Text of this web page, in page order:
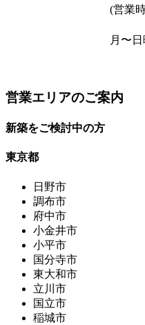
(営業
月〜日
営業エリアのご案内
新築をご検討中の方
東京都
日野市
調布市
府中市
小金井市
小平市
国分寺市
東大和市
立川市
国立市
稲城市